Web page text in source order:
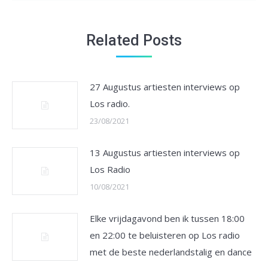
Related Posts
27 Augustus artiesten interviews op
Los radio.
23/08/2021
13 Augustus artiesten interviews op
Los Radio
10/08/2021
Elke vrijdagavond ben ik tussen 18:00
en 22:00 te beluisteren op Los radio
met de beste nederlandstalig en dance